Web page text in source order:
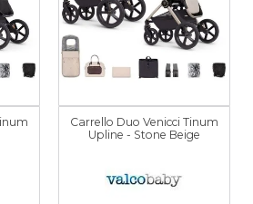
Carrello Duo Venicci Tinum
Upline - Stone Beige